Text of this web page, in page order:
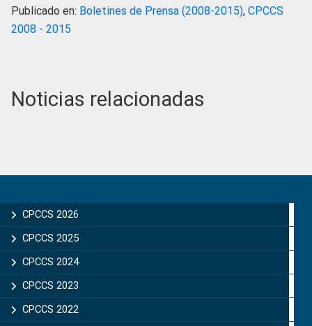
Publicado en: Boletines de Prensa (2008-2015), CPCCS
2008 - 2015
Noticias relacionadas
Sidebar
CPCCS 2026
CPCCS 2025
CPCCS 2024
CPCCS 2023
CPCCS 2022